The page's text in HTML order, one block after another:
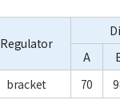
Regulator
A
bracket
70